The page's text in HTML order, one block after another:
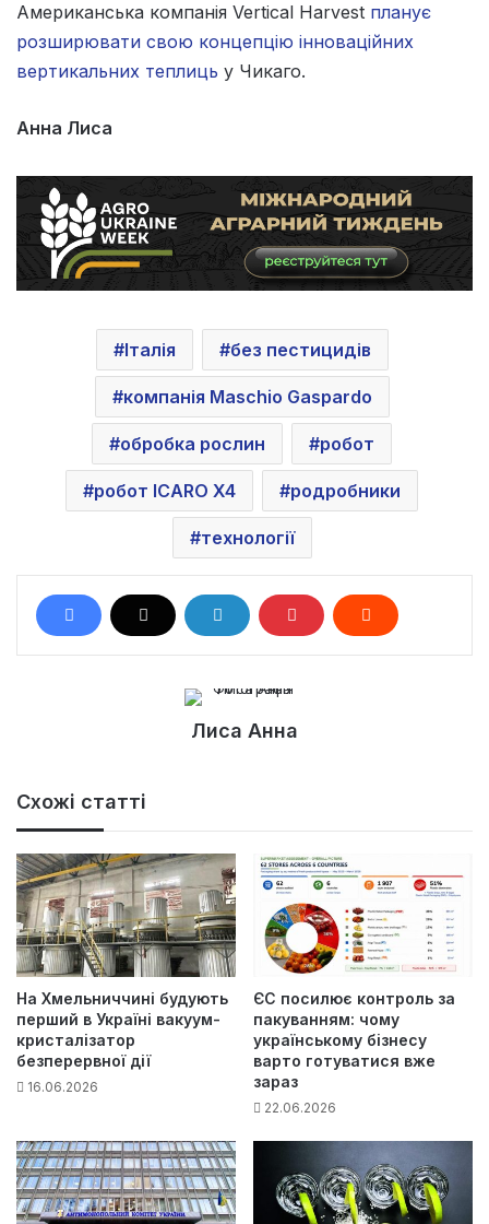
Американська компанія Vertical Harvest планує
розширювати свою концепцію інноваційних
вертикальних теплиць у Чикаго.
Анна Лиса
Італія без пестицидів
компанія Maschio Gaspardo
обробка рослин робот
робот ICARO X4 родробники
технології
Лиса Анна
Схожі статті
На Хмельниччині будують
перший в Україні вакуум-
кристалізатор
безперервної дії
16.06.2026
ЄС посилює контроль за
пакуванням: чому
українському бізнесу
варто готуватися вже
зараз
22.06.2026